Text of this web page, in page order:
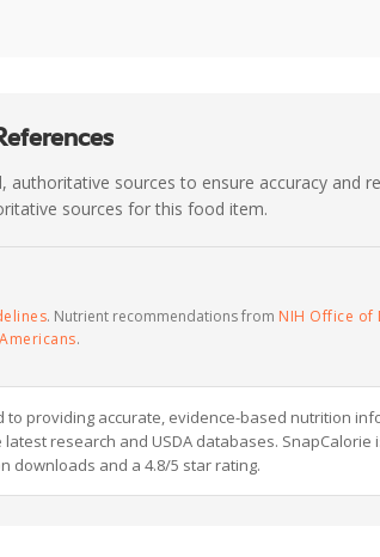
sources to ensure accuracy and
sources for this food item.
. Nutrient recommendations from NIH Office of
.
to providing accurate, evidence-based nutrition
research and USDA databases. SnapCalorie
downloads and a 4.8/5 star rating.